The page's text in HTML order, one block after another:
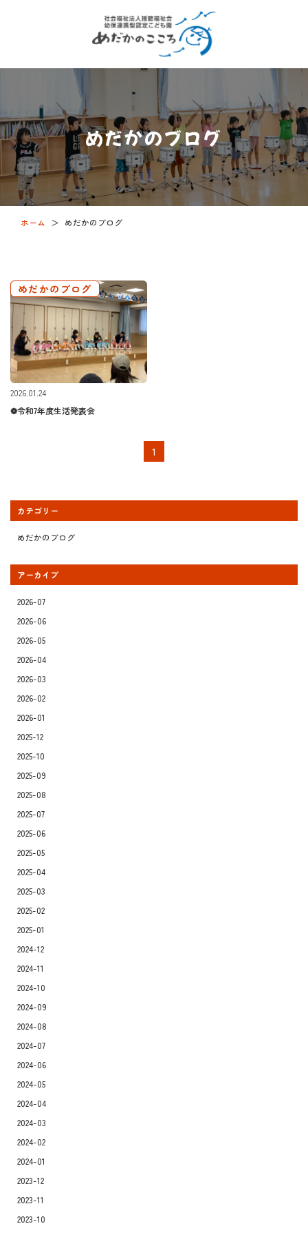
めだかのブログ
ホーム ＞ めだかのブログ
めだかのブログ
2026.01.24
❁令和7年度生活発表会
1
カテゴリー
めだかのブログ
アーカイブ
2026-07
2026-06
2026-05
2026-04
2026-03
2026-02
2026-01
2025-12
2025-10
2025-09
2025-08
2025-07
2025-06
2025-05
2025-04
2025-03
2025-02
2025-01
2024-12
2024-11
2024-10
2024-09
2024-08
2024-07
2024-06
2024-05
2024-04
2024-03
2024-02
2024-01
2023-12
2023-11
2023-10